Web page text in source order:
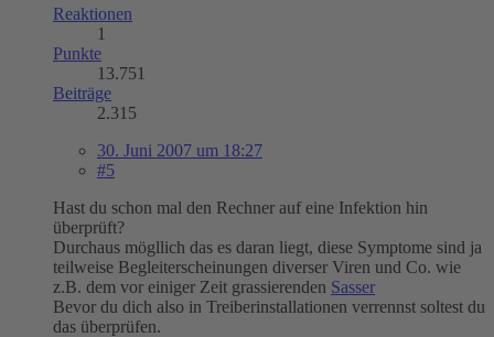
Reaktionen
1
Punkte
13.751
Beiträge
2.315
30. Juni 2007 um 18:27
#5
Hast du schon mal den Rechner auf eine Infektion hin
überprüft?
Durchaus mögllich das es daran liegt, diese Symptome sind ja
teilweise Begleiterscheinungen diverser Viren und Co. wie
z.B. dem vor einiger Zeit grassierenden Sasser
Bevor du dich also in Treiberinstallationen verrennst soltest du
das überprüfen.